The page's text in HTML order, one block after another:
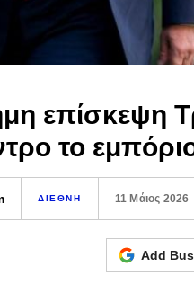
επίσκεψη
το
ΔΙΕΘΝΗ 11 Μάιος 2026
Add